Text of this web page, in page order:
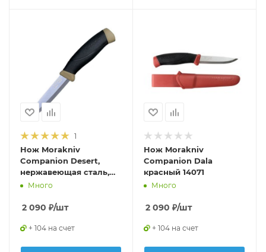
1
Нож Morakniv
Companion Desert,
нержавеющая сталь,
13166
Много
2 090 ₽/шт
+ 104 на счет
Нож Morakniv
Companion Dala
красный 14071
Много
2 090 ₽/шт
+ 104 на счет